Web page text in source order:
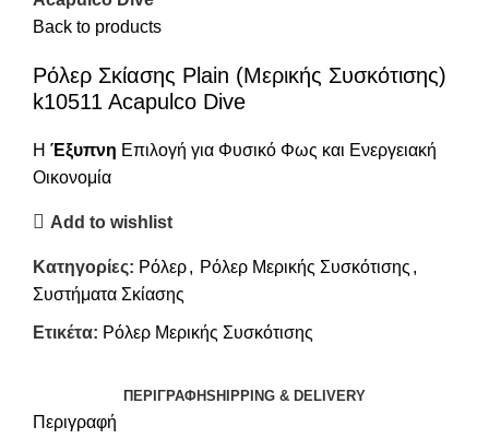
Back to products
Ρόλερ Σκίασης Plain (Μερικής Συσκότισης)
k10511 Acapulco Dive
Η Έξυπνη Επιλογή για Φυσικό Φως και Ενεργειακή
Οικονομία
Add to wishlist
Κατηγορίες: Ρόλερ, Ρόλερ Μερικής Συσκότισης ,
Συστήματα Σκίασης
Ετικέτα: Ρόλερ Μερικής Συσκότισης
ΠΕΡΙΓΡΑΦΉSHIPPING & DELIVERY
Περιγραφή